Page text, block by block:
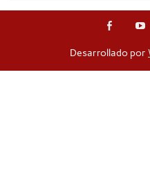
Desarrollado por